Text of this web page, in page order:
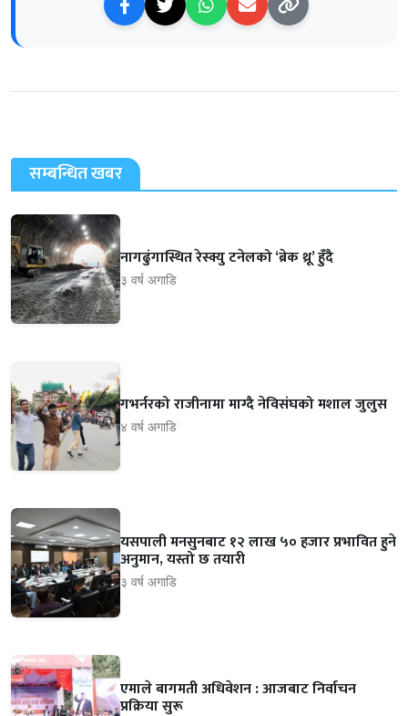
सम्बन्धित खबर
नागढुंगास्थित रेस्क्यु टनेलको ‘ब्रेक थ्रू’ हुँदै
३ वर्ष अगाडि
गभर्नरको राजीनामा माग्दै नेविसंघको मशाल जुलुस
४ वर्ष अगाडि
यसपाली मनसुनबाट १२ लाख ५० हजार प्रभावित हुने
अनुमान, यस्तो छ तयारी
३ वर्ष अगाडि
एमाले बागमती अधिवेशन : आजबाट निर्वाचन
प्रक्रिया सुरू